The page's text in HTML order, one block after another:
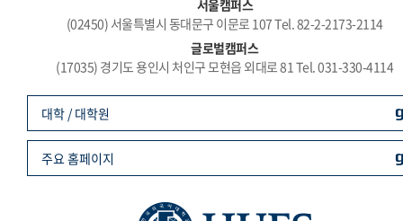
서울캠퍼스
(02450) 서울특별시 동대문구 이문로 107 Tel. 82-2-2173-2114
글로벌캠퍼스
(17035) 경기도 용인시 처인구 모현읍 외대로 81 Tel. 031-330-4114
대학 / 대학원
주요 홈페이지